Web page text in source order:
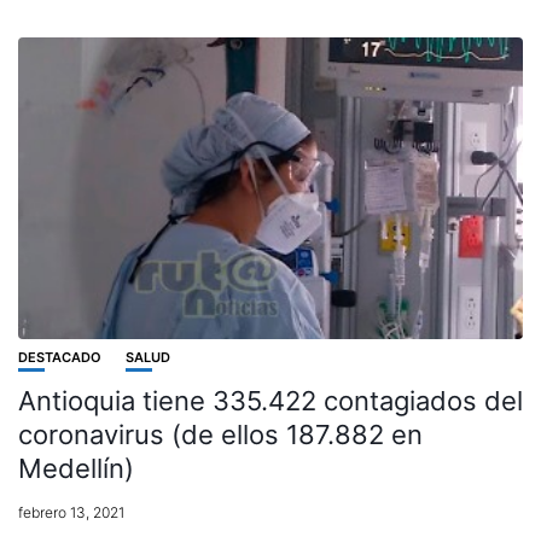
DESTACADO SALUD
Antioquia tiene 335.422 contagiados del
coronavirus (de ellos 187.882 en
Medellín)
febrero 13, 2021